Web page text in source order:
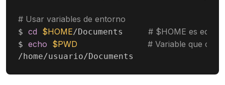
# Usar variables de entorno
$ cd $HOME/Documents # $HOME es
$ echo $PWD # Variable que
/home/usuario/Documents